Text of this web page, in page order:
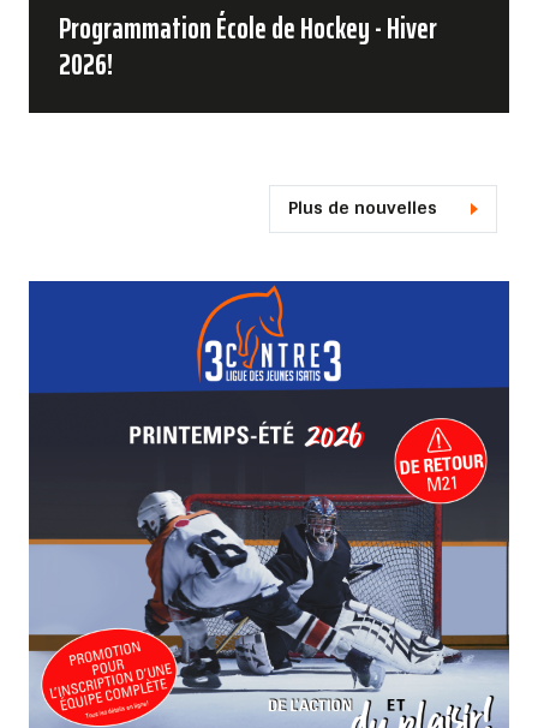
Programmation École de Hockey - Hiver
2026!
Plus de nouvelles